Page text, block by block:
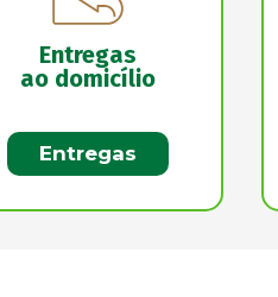
Entregas
ao domicílio
Entregas